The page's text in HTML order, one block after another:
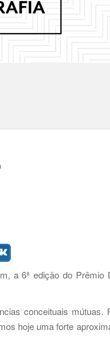
a 6ª edição do Prêmio
conceituais mútuas.
hoje uma forte